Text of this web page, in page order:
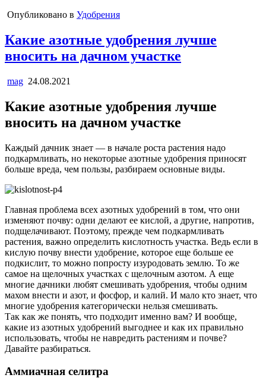
Опубликовано в Удобрения
Какие азотные удобрения лучше
вносить на дачном участке
mag 24.08.2021
Какие азотные удобрения лучше
вносить на дачном участке
Каждый дачник знает — в начале роста растения надо
подкармливать, но некоторые азотные удобрения приносят
больше вреда, чем пользы, разбираем основные виды.
Главная проблема всех азотных удобрений в том, что они
изменяют почву: одни делают ее кислой, а другие, напротив,
подщелачивают. Поэтому, прежде чем подкармливать
растения, важно определить кислотность участка. Ведь если в
кислую почву внести удобрение, которое еще больше ее
подкислит, то можно попросту изуродовать землю. То же
самое на щелочных участках с щелочным азотом. А еще
многие дачники любят смешивать удобрения, чтобы одним
махом внести и азот, и фосфор, и калий. И мало кто знает, что
многие удобрения категорически нельзя смешивать.
Так как же понять, что подходит именно вам? И вообще,
какие из азотных удобрений выгоднее и как их правильно
использовать, чтобы не навредить растениям и почве?
Давайте разбираться.
Аммиачная селитра